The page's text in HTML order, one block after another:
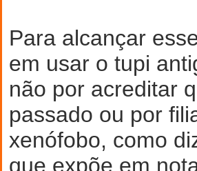
Para alcançar
em usar o tupi
não por acreditar
passado ou por
xenófobo, como
que expõe em